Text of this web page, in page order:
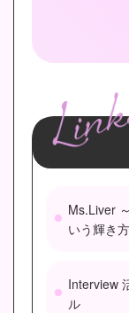
Ms.Liver
いう輝き
Interview
ル